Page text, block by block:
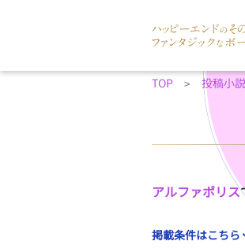
TOP 投稿小説
アルファポリス
掲載条件はこちら